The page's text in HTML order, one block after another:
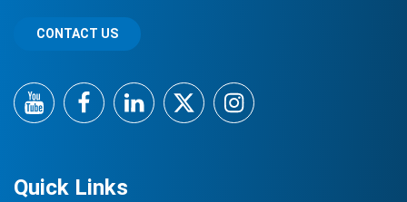
Quick Links
CONTACT US
YouTubeFacebookLinkedInTwitterInstagram